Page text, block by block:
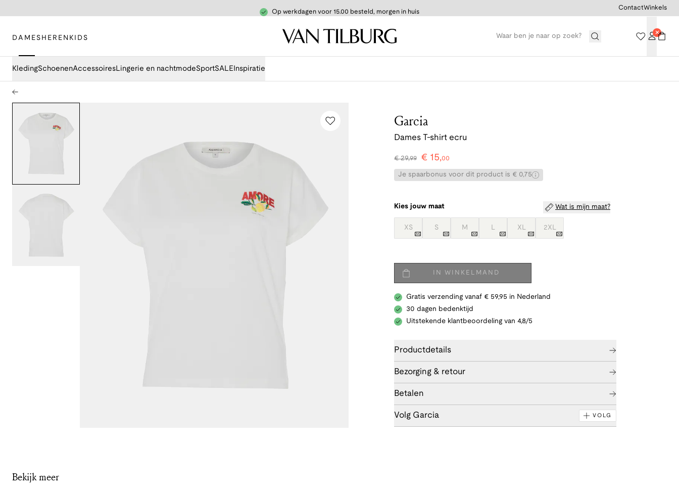
Op werkdagen voor 15.00 besteld, morgen in huis
DAMES HEREN KIDS
KledingSchoenenAccessoiresLingerie en nachtmodeSportSALE Inspiratie
ContactWinkels
Garcia
Dames T-shirt ecru
€29,99 € 15,00
Je spaarbonus voor dit product is € 0,75
Kies jouw maat Wat is mijn maat?
XS S M L XL 2XL
IN WINKELMAND
Gratis verzending vanaf € 59,95 in Nederland
30 dagen bedenktijd
Uitstekende klantbeoordeling van 4,8/5
Productdetails
Bezorging & retour
Betalen
Volg Garcia VOLG
Bekijk meer